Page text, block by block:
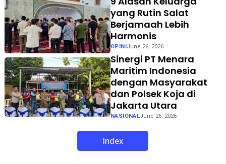
yang Rutin Salat
Berjamaah Lebih
Harmonis
OPINI June 26, 2026
Sinergi PT Menara
Maritim Indonesia
dengan Masyarakat
dan Polsek Koja di
Jakarta Utara
NASIONALJune 26, 2026
Index